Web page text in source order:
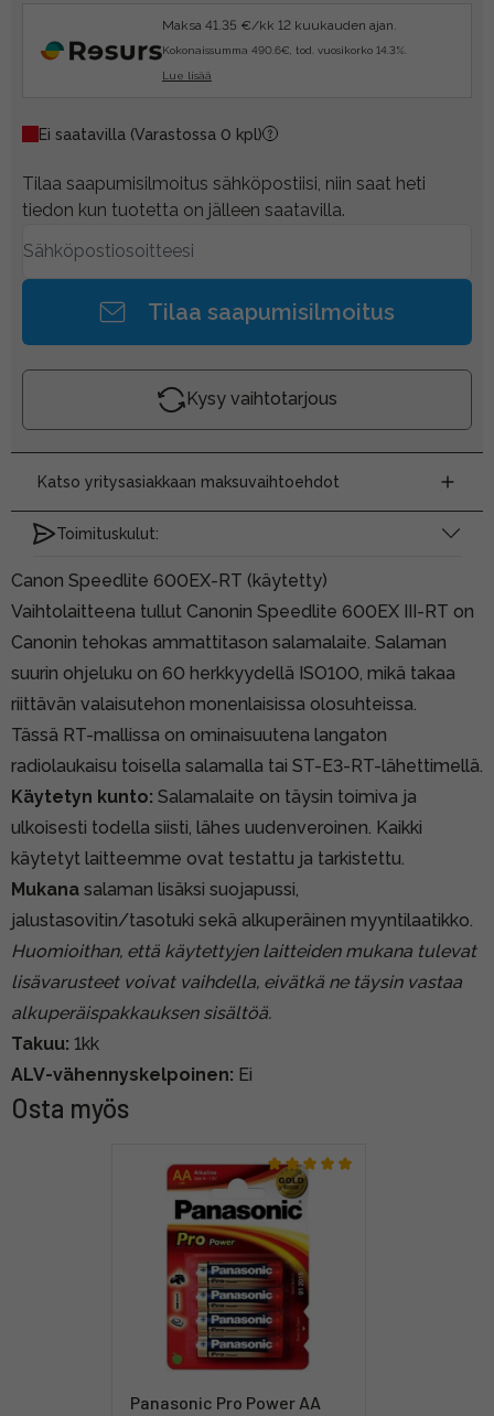
Maksa 41.35 €/kk 12 kuukauden ajan.
Kokonaissumma 490.6€, tod. vuosikorko 14.3%.
Lue lisää
Ei saatavilla (Varastossa 0 kpl)
Tilaa saapumisilmoitus sähköpostiisi, niin saat heti
tiedon kun tuotetta on jälleen saatavilla.
Tilaa saapumisilmoitus
Kysy vaihtotarjous
Katso yritysasiakkaan maksuvaihtoehdot
Toimituskulut:
Canon Speedlite 600EX-RT (käytetty)
Vaihtolaitteena tullut Canonin Speedlite 600EX III-RT on
Canonin tehokas ammattitason salamalaite. Salaman
suurin ohjeluku on 60 herkkyydellä ISO100, mikä takaa
riittävän valaisutehon monenlaisissa olosuhteissa.
Tässä RT-mallissa on ominaisuutena langaton
radiolaukaisu toisella salamalla tai ST-E3-RT-lähettimellä.
Käytetyn kunto: Salamalaite on täysin toimiva ja
ulkoisesti todella siisti, lähes uudenveroinen. Kaikki
käytetyt laitteemme ovat testattu ja tarkistettu.
Mukana salaman lisäksi suojapussi,
jalustasovitin/tasotuki sekä alkuperäinen myyntilaatikko.
Huomioithan, että käytettyjen laitteiden mukana tulevat
lisävarusteet voivat vaihdella, eivätkä ne täysin vastaa
alkuperäispakkauksen sisältöä.
Takuu: 1kk
ALV-vähennyskelpoinen: Ei
Osta myös
Panasonic Pro Power AA